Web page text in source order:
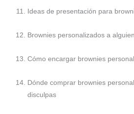
Ideas de presentación para
Brownies personalizados a
Cómo encargar brownies
Dónde comprar brownies
disculpas